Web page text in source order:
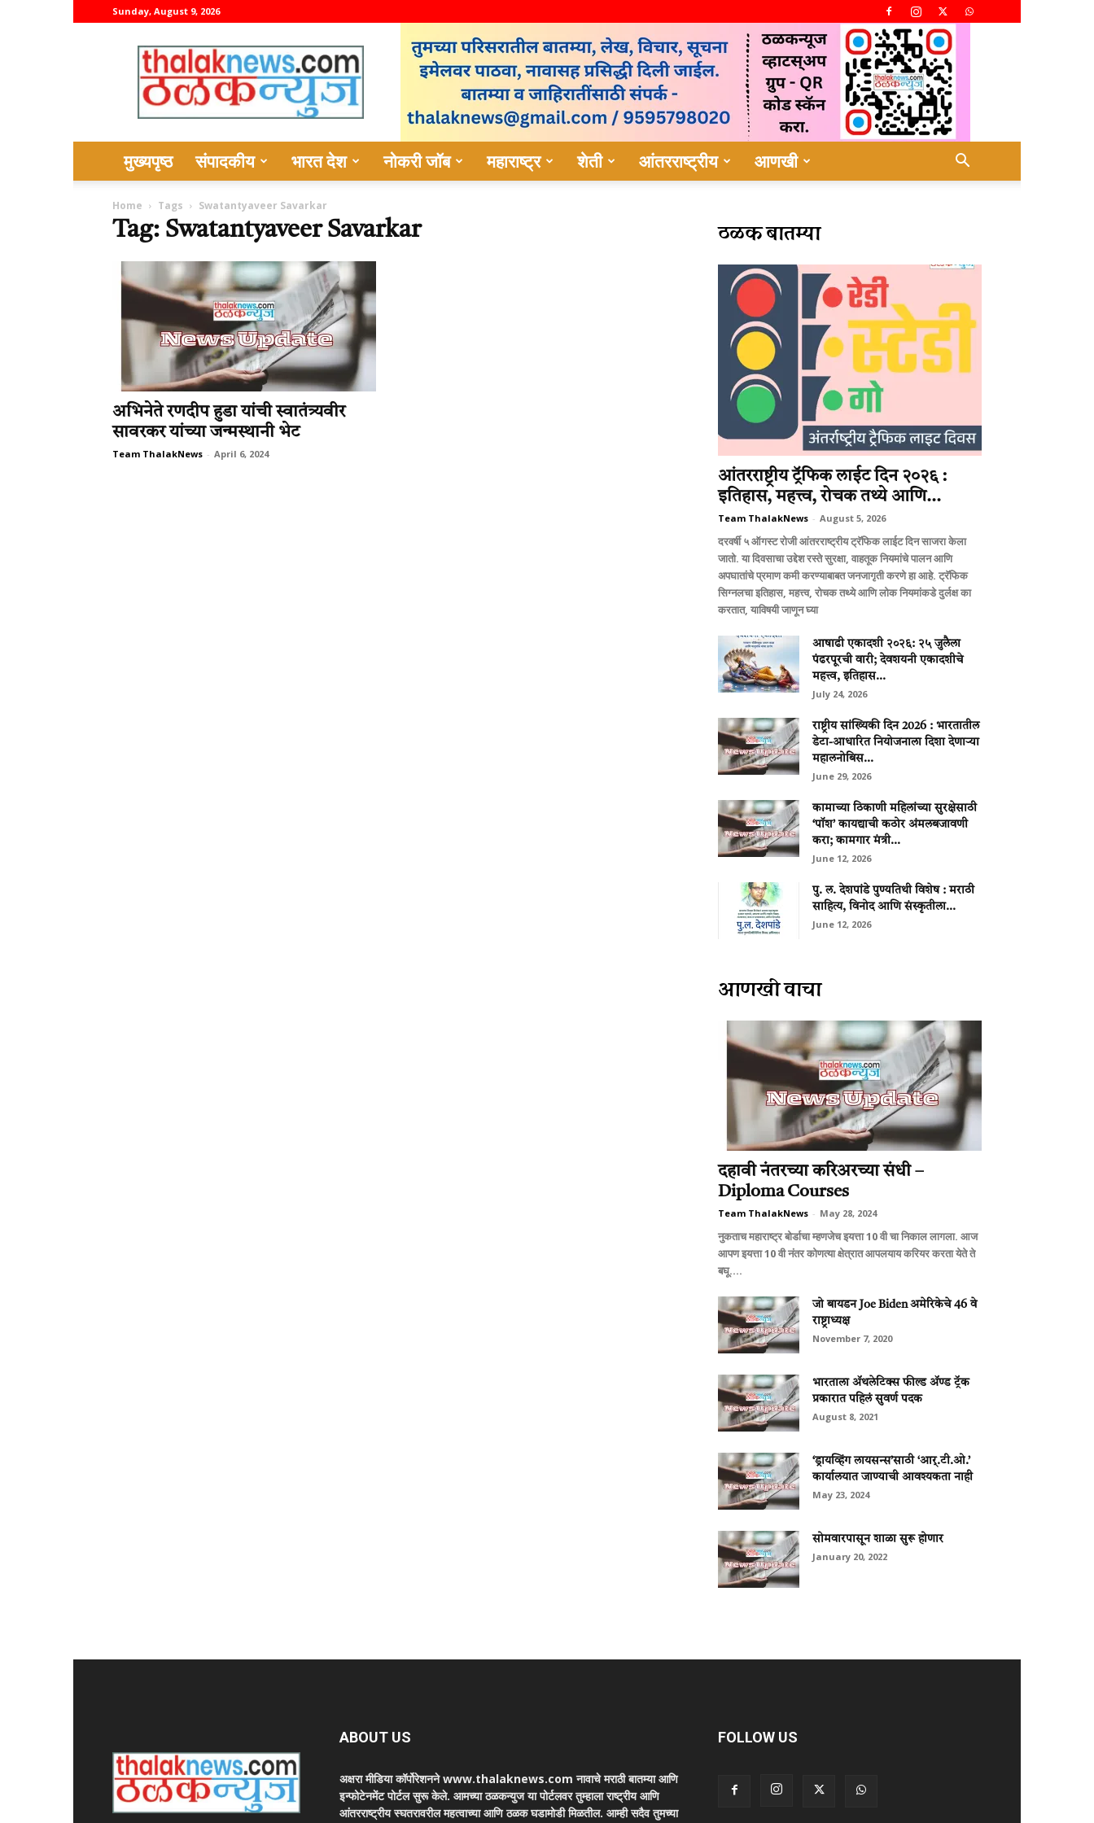
Sunday, August 9, 2026
thalaknews
मुख्यपृष्ठ संपादकीय भारत देश नोकरी जॉब महाराष्ट्र शेती आंतरराष्ट्रीय आणखी
Home Tags Swatantyaveer Savarkar
Tag: Swatantyaveer Savarkar
अभिनेते रणदीप हुडा यांची स्वातंत्र्यवीर
सावरकर यांच्या जन्मस्थानी भेट
Team ThalakNews - April 6, 2024
ठळक बातम्या
आंतरराष्ट्रीय ट्रॅफिक लाईट दिन २०२६ :
इतिहास, महत्त्व, रोचक तथ्ये आणि...
Team ThalakNews - August 5, 2026
दरवर्षी ५ ऑगस्ट रोजी आंतरराष्ट्रीय ट्रॅफिक लाईट दिन साजरा केला
जातो. या दिवसाचा उद्देश रस्ते सुरक्षा, वाहतूक नियमांचे पालन आणि
अपघातांचे प्रमाण कमी करण्याबाबत जनजागृती करणे हा आहे. ट्रॅफिक
सिग्नलचा इतिहास, महत्त्व, रोचक तथ्ये आणि लोक नियमांकडे दुर्लक्ष का
करतात, याविषयी जाणून घ्या
आषाढी एकादशी २०२६: २५ जुलैला
पंढरपूरची वारी; देवशयनी एकादशीचे
महत्त्व, इतिहास...
July 24, 2026
राष्ट्रीय सांख्यिकी दिन 2026 : भारतातील
डेटा-आधारित नियोजनाला दिशा देणाऱ्या
महालनोबिस...
June 29, 2026
कामाच्या ठिकाणी महिलांच्या सुरक्षेसाठी
‘पॉश’ कायद्याची कठोर अंमलबजावणी
करा; कामगार मंत्री...
June 12, 2026
पु. ल. देशपांडे पुण्यतिथी विशेष : मराठी
साहित्य, विनोद आणि संस्कृतीला...
June 12, 2026
आणखी वाचा
दहावी नंतरच्या करिअरच्या संधी –
Diploma Courses
Team ThalakNews - May 28, 2024
नुकताच महाराष्ट्र बोर्डाचा म्हणजेच इयत्ता 10 वी चा निकाल लागला. आज
आपण इयत्ता 10 वी नंतर कोणत्या क्षेत्रात आपलयाय करियर करता येते ते
बघू....
जो बायडन Joe Biden अमेरिकेचे 46 वे
राष्ट्राध्यक्ष
November 7, 2020
भारताला अ‍ॅथलेटिक्स फील्ड अ‍ॅण्ड ट्रॅक
प्रकारात पहिलं सुवर्ण पदक
August 8, 2021
‘ड्रायव्हिंग लायसन्स’साठी ‘आर्.टी.ओ.’
कार्यालयात जाण्याची आवश्यकता नाही
May 23, 2024
सोमवारपासून शाळा सुरू होणार
January 20, 2022
ABOUT US
अक्षरा मीडिया कॉर्पोरेशनने www.thalaknews.com नावाचे मराठी बातम्या आणि
इन्फोटेनमेंट पोर्टल सुरू केले. आमच्या ठळकन्युज या पोर्टलवर तुम्हाला राष्ट्रीय आणि
आंतरराष्ट्रीय स्घतरावरील महत्वाच्या आणि ठळक घडामोडी मिळतील. आम्ही सदैव तुमच्या
FOLLOW US